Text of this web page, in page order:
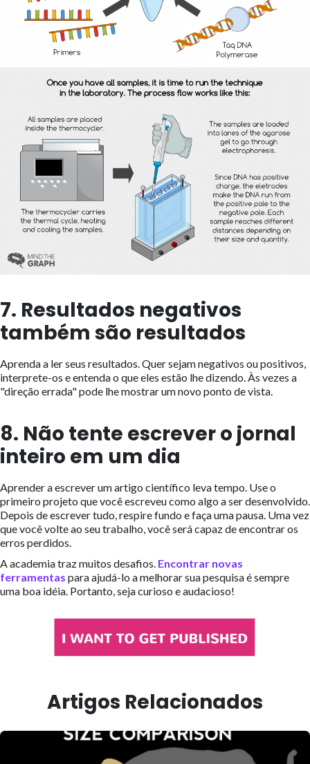
7. Resultados negativos
também são resultados
Aprenda a ler seus resultados. Quer sejam negativos ou positivos,
interprete-os e entenda o que eles estão lhe dizendo. Às vezes a
"direção errada" pode lhe mostrar um novo ponto de vista.
8. Não tente escrever o jornal
inteiro em um dia
Aprender a escrever um artigo científico leva tempo. Use o
primeiro projeto que você escreveu como algo a ser desenvolvido.
Depois de escrever tudo, respire fundo e faça uma pausa. Uma vez
que você volte ao seu trabalho, você será capaz de encontrar os
erros perdidos.
A academia traz muitos desafios. Encontrar novas
ferramentas para ajudá-lo a melhorar sua pesquisa é sempre
uma boa idéia. Portanto, seja curioso e audacioso!
Artigos Relacionados